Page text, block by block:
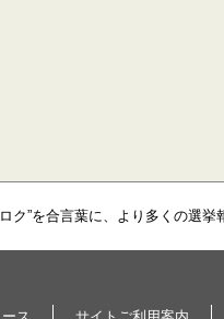
ク”を合言葉に、より多くの選